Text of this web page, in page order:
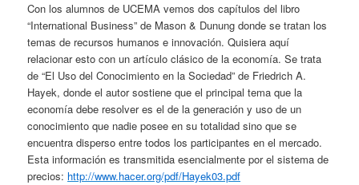
Con los alumnos de UCEMA vemos dos capítulos del libro
“International Business” de Mason & Dunung donde se tratan los
temas de recursos humanos e innovación. Quisiera aquí
relacionar esto con un artículo clásico de la economía. Se trata
de “El Uso del Conocimiento en la Sociedad” de Friedrich A.
Hayek, donde el autor sostiene que el principal tema que la
economía debe resolver es el de la generación y uso de un
conocimiento que nadie posee en su totalidad sino que se
encuentra disperso entre todos los participantes en el mercado.
Esta información es transmitida esencialmente por el sistema de
precios: http://www.hacer.org/pdf/Hayek03.pdf